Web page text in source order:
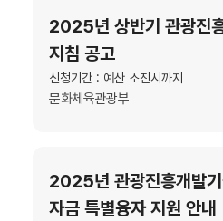
2025년 상반기 관광진
지침 공고
신청기간 : 예산 소진시까지
문화체육관광부
2025년 관광진흥개발
자금 특별융자 지원 안내